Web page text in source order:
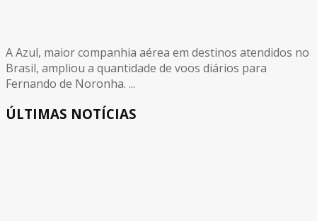
A Azul, maior companhia aérea em destinos atendidos no
Brasil, ampliou a quantidade de voos diários para
Fernando de Noronha. ...
ÚLTIMAS NOTÍCIAS